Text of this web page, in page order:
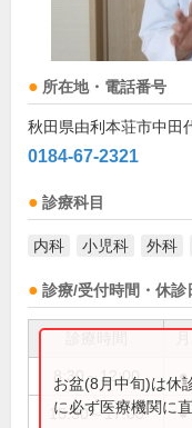
所在地・電話番号
秋田県由利本荘市中田
0184-67-2321
診療科目
内科 小児科 外科
診療/受付時間・休診
8:30～12:00 ●
15:30～17:00 ●
お盆(8月中旬)は休
に必ず医療機関に